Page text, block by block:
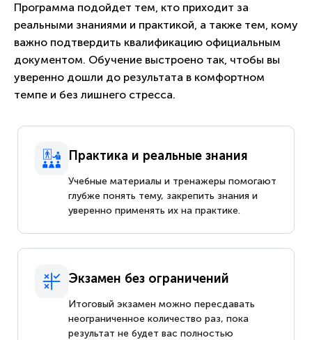
Программа подойдет тем, кто приходит за
реальными знаниями и практикой, а также тем, кому
важно подтвердить квалификацию официальным
документом. Обучение выстроено так, чтобы вы
уверенно дошли до результата в комфортном
темпе и без лишнего стресса.
Практика и реальные знания
Учебные материалы и тренажеры помогают
глубже понять тему, закрепить знания и
уверенно применять их на практике.
Экзамен без ограничений
Итоговый экзамен можно пересдавать
неограниченное количество раз, пока
результат не будет вас полностью